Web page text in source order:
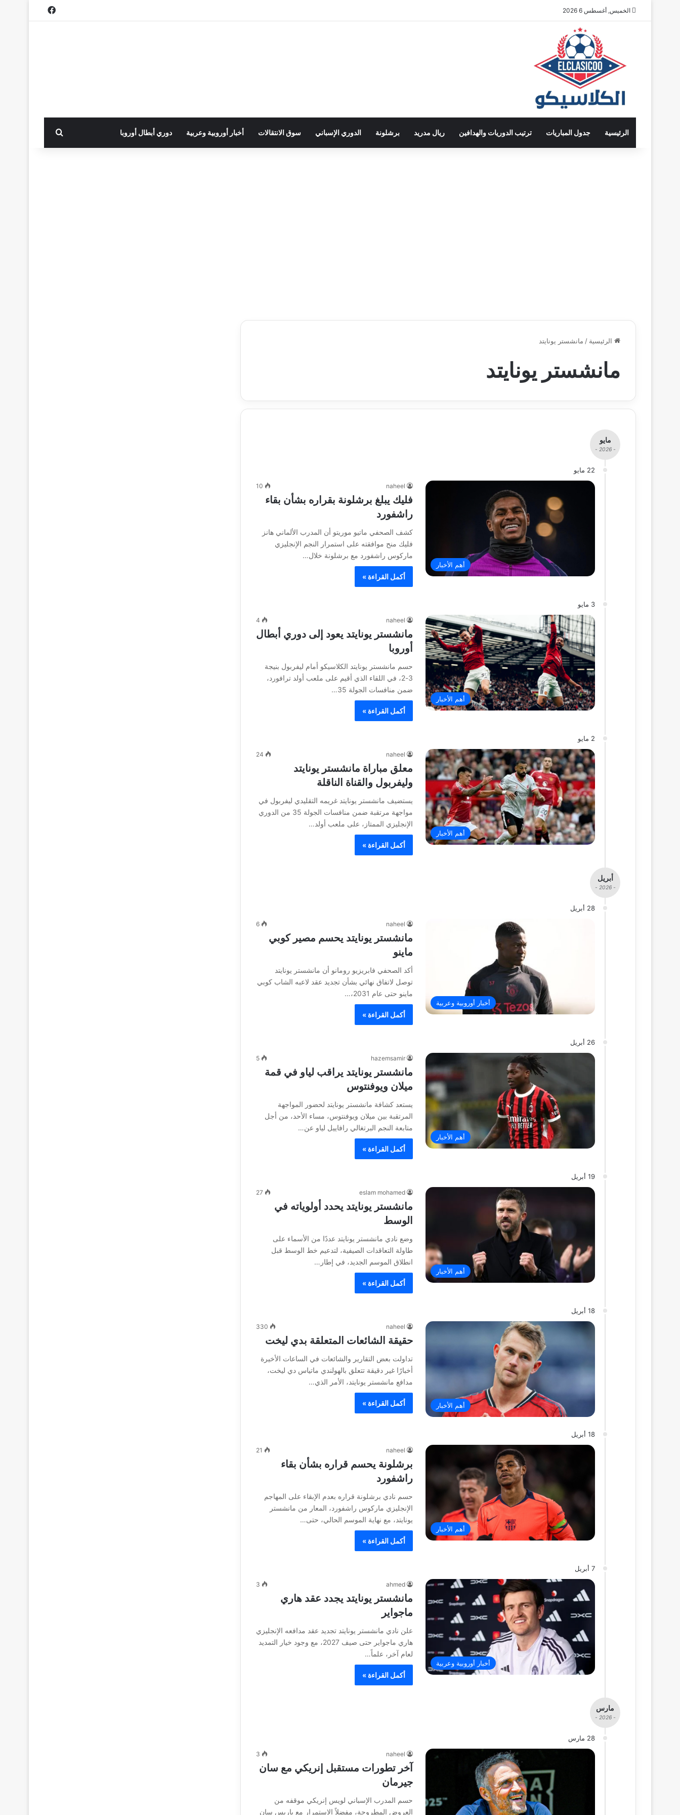
الخميس, أغسطس 6 2026 فيسبوك
الرئيسية جدول المباريات ترتيب الدوريات والهدافين ريال مدريد برشلونة الدوري الإسباني سوق الانتقالات أخبار أوروبية وعربية دوري أبطال أوروبا بحث عن
الرئيسية / مانشستر يونايتد
مانشستر يونايتد
مايو
- 2026 -
22 مايو
أهم الأخبار
naheel
10
فليك يبلغ برشلونة بقراره بشأن بقاء
راشفورد
كشف الصحفي ماتيو موريتو أن المدرب الألماني هانز
فليك منح موافقته على استمرار النجم الإنجليزي
ماركوس راشفورد مع برشلونة خلال…
أكمل القراءة »
3 مايو
أهم الأخبار
naheel
4
مانشستر يونايتد يعود إلى دوري أبطال
أوروبا
حسم مانشستر يونايتد الكلاسيكو أمام ليفربول بنيجة
3-2، في اللقاء الذي أقيم على ملعب أولد ترافورد،
ضمن منافسات الجولة 35…
أكمل القراءة »
2 مايو
أهم الأخبار
naheel
24
معلق مباراة مانشستر يونايتد
وليفربول والقناة الناقلة
يستضيف مانشستر يونايتد غريمه التقليدي ليفربول في
مواجهة مرتقبة ضمن منافسات الجولة 35 من الدوري
الإنجليزي الممتاز، على ملعب أولد…
أكمل القراءة »
أبريل
- 2026 -
28 أبريل
أخبار أوروبية وعربية
naheel
6
مانشستر يونايتد يحسم مصير كوبي
ماينو
أكد الصحفي فابريزيو رومانو أن مانشستر يونايتد
توصل لاتفاق نهائي بشأن تجديد عقد لاعبه الشاب كوبي
ماينو حتى عام 2031،…
أكمل القراءة »
26 أبريل
أهم الأخبار
hazemsamir
5
مانشستر يونايتد يراقب لياو في قمة
ميلان ويوفنتوس
يستعد كشافة مانشستر يونايتد لحضور المواجهة
المرتقبة بين ميلان ويوفنتوس، مساء الأحد، من أجل
متابعة النجم البرتغالي رافاييل لياو عن…
أكمل القراءة »
19 أبريل
أهم الأخبار
eslam mohamed
27
مانشستر يونايتد يحدد أولوياته في
الوسط
وضع نادي مانشستر يونايتد عددًا من الأسماء على
طاولة التعاقدات الصيفية، لتدعيم خط الوسط قبل
انطلاق الموسم الجديد، في إطار…
أكمل القراءة »
18 أبريل
أهم الأخبار
naheel
330
حقيقة الشائعات المتعلقة بدي ليخت
تداولت بعض التقارير والشائعات في الساعات الأخيرة
أخبارًا غير دقيقة تتعلق بالهولندي ماتياس دي ليخت،
مدافع مانشستر يونايتد، الأمر الذي…
أكمل القراءة »
18 أبريل
أهم الأخبار
naheel
21
برشلونة يحسم قراره بشأن بقاء
راشفورد
حسم نادي برشلونة قراره بعدم الإبقاء على المهاجم
الإنجليزي ماركوس راشفورد، المعار من مانشستر
يونايتد، مع نهاية الموسم الحالي، حتى…
أكمل القراءة »
7 أبريل
أخبار أوروبية وعربية
ahmed
3
مانشستر يونايتد يجدد عقد هاري
ماجواير
علن نادي مانشستر يونايتد تجديد عقد مدافعه الإنجليزي
هاري ماجواير حتى صيف 2027، مع وجود خيار التمديد
لعام آخر، علماً…
أكمل القراءة »
مارس
- 2026 -
28 مارس
naheel
3
آخر تطورات مستقبل إنريكي مع سان
جيرمان
حسم المدرب الإسباني لويس إنريكي موقفه من
العروض المطروحة، مفضلاً الاستمرار مع باريس سان